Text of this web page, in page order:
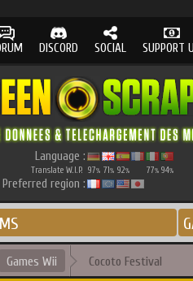
DISCORD SOCIAL SUPPORT
Language :
Translate W.I.P. 97% 71% 92% 77% 94%
Preferred region :
Games Wii Cocoto Festival